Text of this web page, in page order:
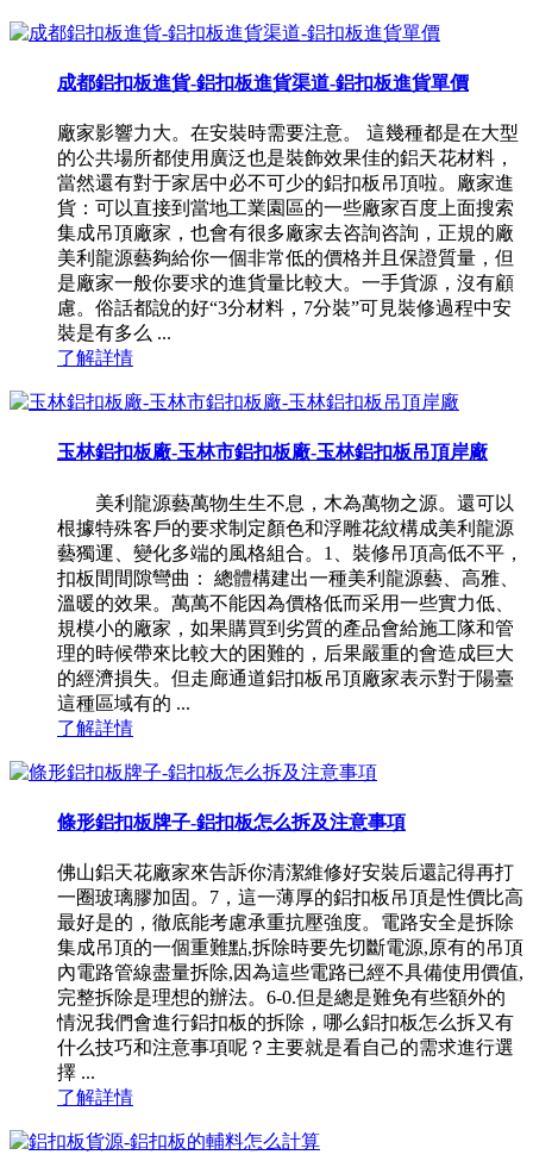
成都鋁扣板進貨-鋁扣板進貨渠道-鋁扣板進貨單價
廠家影響力大。在安裝時需要注意。 這幾種都是在大型
的公共場所都使用廣泛也是裝飾效果佳的鋁天花材料，
當然還有對于家居中必不可少的鋁扣板吊頂啦。廠家進
貨：可以直接到當地工業園區的一些廠家百度上面搜索
集成吊頂廠家，也會有很多廠家去咨詢咨詢，正規的廠
美利龍源藝夠給你一個非常低的價格并且保證質量，但
是廠家一般你要求的進貨量比較大。一手貨源，沒有顧
慮。俗話都說的好“3分材料，7分裝”可見裝修過程中安
裝是有多么 ...
了解詳情
玉林鋁扣板廠-玉林市鋁扣板廠-玉林鋁扣板吊頂岸廠
美利龍源藝萬物生生不息，木為萬物之源。還可以
根據特殊客戶的要求制定顏色和浮雕花紋構成美利龍源
藝獨運、變化多端的風格組合。1、裝修吊頂高低不平，
扣板間間隙彎曲： 總體構建出一種美利龍源藝、高雅、
溫暖的效果。萬萬不能因為價格低而采用一些實力低、
規模小的廠家，如果購買到劣質的產品會給施工隊和管
理的時候帶來比較大的困難的，后果嚴重的會造成巨大
的經濟損失。但走廊通道鋁扣板吊頂廠家表示對于陽臺
這種區域有的 ...
了解詳情
條形鋁扣板牌子-鋁扣板怎么拆及注意事項
佛山鋁天花廠家來告訴你清潔維修好安裝后還記得再打
一圈玻璃膠加固。7，這一薄厚的鋁扣板吊頂是性價比高
最好是的，徹底能考慮承重抗壓強度。電路安全是拆除
集成吊頂的一個重難點,拆除時要先切斷電源,原有的吊頂
內電路管線盡量拆除,因為這些電路已經不具備使用價值,
完整拆除是理想的辦法。6-0.但是總是難免有些額外的
情況我們會進行鋁扣板的拆除，哪么鋁扣板怎么拆又有
什么技巧和注意事項呢？主要就是看自己的需求進行選
擇 ...
了解詳情